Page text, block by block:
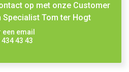
op met onze Customer
Specialist Tom ter Hogt
een email
43 43